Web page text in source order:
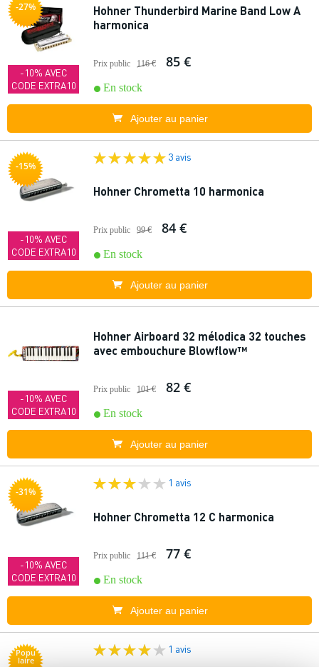
-27%
-10% AVEC
CODE EXTRA10
Hohner Thunderbird Marine Band Low A
harmonica
Prix public 116 € 85 €
En stock
Ajouter au panier
-15%
-10% AVEC
CODE EXTRA10
3 avis
Hohner Chrometta 10 harmonica
Prix public 99 € 84 €
En stock
Ajouter au panier
-10% AVEC
CODE EXTRA10
Hohner Airboard 32 mélodica 32 touches
avec embouchure Blowflow™
Prix public 101 € 82 €
En stock
Ajouter au panier
-31%
-10% AVEC
CODE EXTRA10
1 avis
Hohner Chrometta 12 C harmonica
Prix public 111 € 77 €
En stock
Ajouter au panier
Popu
laire
1 avis